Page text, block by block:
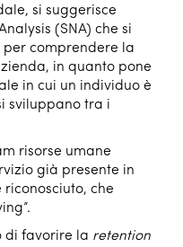
si suggerisce
(SNA) che si
per comprendere la
in quanto pone
in cui un individuo è
sviluppano tra i
risorse umane
già presente in
che
di favorire la retention